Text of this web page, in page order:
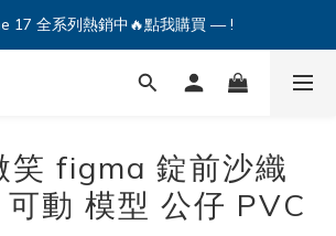
17 全系列熱銷中🔥點我購買 — !
17 全系列熱銷中🔥點我購買 — !
Q哥 Line 新好友領優惠券！🎫
笑 figma 錠前沙織
動 模型 公仔 PVC